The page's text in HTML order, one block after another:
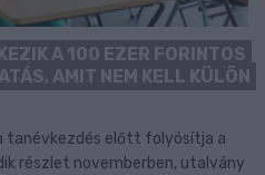
A 100 EZER FORINTOS
AMIT NEM KELL KÜLÖN
tanévkezdés előtt folyósítja a
részlet novemberben, utalvány